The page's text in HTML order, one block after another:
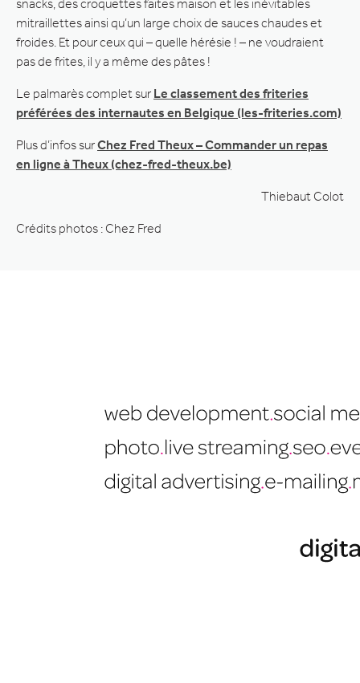
snacks, des croquettes faites maison et les inévitables
mitraillettes ainsi qu’un large choix de sauces chaudes et
froides. Et pour ceux qui – quelle hérésie ! – ne voudraient
pas de frites, il y a même des pâtes !
Le palmarès complet sur Le classement des friteries
préférées des internautes en Belgique (les-friteries.com)
Plus d’infos surChez Fred Theux – Commander un repas
en ligne à Theux (chez-fred-theux.be)
Thiebaut Colot
Crédits photos : Chez Fred